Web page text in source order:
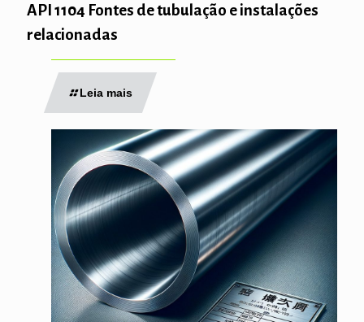
API 1104 Fontes de tubulação e instalações
relacionadas
Leia mais